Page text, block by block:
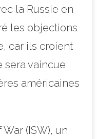
la Russie en
les objections
car ils croient
sera vaincue
américaines
War (ISW), un